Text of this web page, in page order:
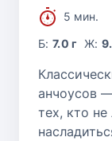
5 мин.
Б:7.0 г Ж:
анчоусов
тех, кто